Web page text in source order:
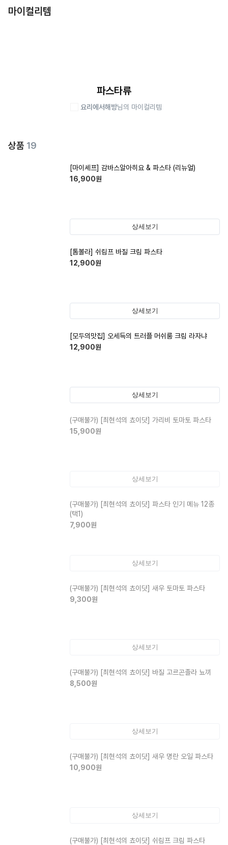
마이컬리템
파스타류
요리에서해방님의 마이컬리템
상품 19
[마이셰프] 감바스알아히요 & 파스타 (리뉴얼)
16,900원
상세보기
[톰볼라] 쉬림프 바질 크림 파스타
12,900원
상세보기
[모두의맛집] 오세득의 트러플 머쉬룸 크림 라자냐
12,900원
상세보기
(구매불가) [최현석의 쵸이닷] 가리비 토마토 파스타
15,900원
상세보기
(구매불가) [최현석의 쵸이닷] 파스타 인기 메뉴 12종
(택1)
7,900원
상세보기
(구매불가) [최현석의 쵸이닷] 새우 토마토 파스타
9,300원
상세보기
(구매불가) [최현석의 쵸이닷] 바질 고르곤졸라 뇨끼
8,500원
상세보기
(구매불가) [최현석의 쵸이닷] 새우 명란 오일 파스타
10,900원
상세보기
(구매불가) [최현석의 쵸이닷] 쉬림프 크림 파스타